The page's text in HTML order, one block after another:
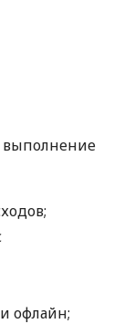
выполнение
офлайн;